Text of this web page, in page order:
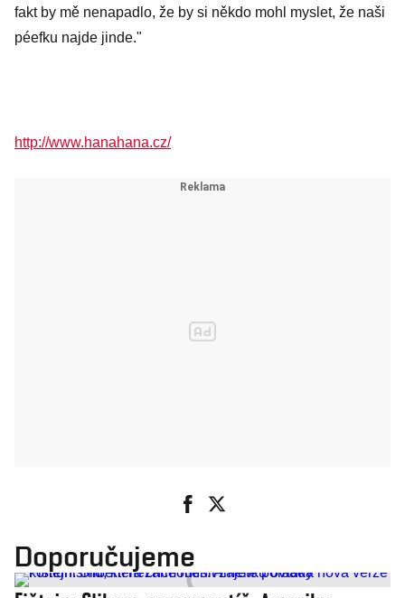
fakt by mě nenapadlo, že by si někdo mohl myslet, že naši
péefku najde jinde."
http://www.hanahana.cz/
Doporučujeme